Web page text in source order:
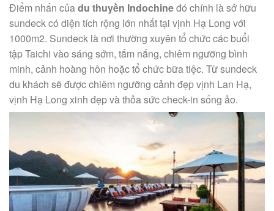
Điểm nhấn củadu thuyền Indochineđó chính là sở hữu
sundeck có diện tích rộng lớn nhất tại vịnh Hạ Long với
1000m2. Sundeck là nơi thường xuyên tổ chức các buổi
tập Taichi vào sáng sớm, tắm nắng, chiêm ngưỡng bình
minh, cảnh hoàng hôn hoặc tổ chức bữa tiệc. Từ sundeck
du khách sẽ được chiêm ngưỡng cảnh đẹp vịnh Lan Hạ,
vịnh Hạ Long xinh đẹp và thỏa sức check-in sống ảo.